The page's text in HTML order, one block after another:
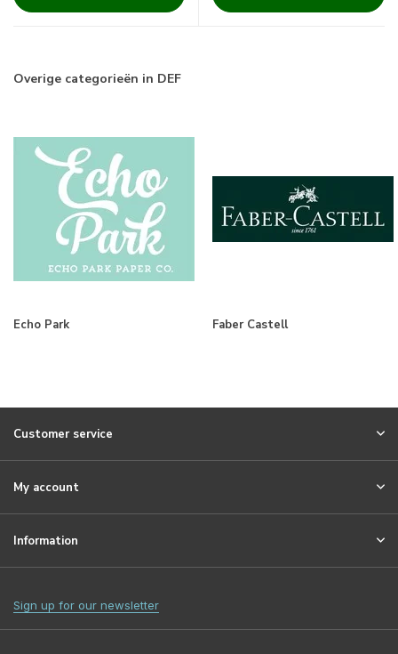
Overige categorieën in DEF
Echo Park Faber Castell
Customer service
My account
Information
Sign up for our newsletter